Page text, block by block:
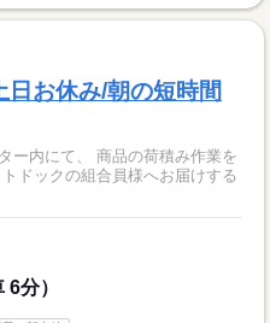
日お休み/朝の短時間
ー内にて、 商品の荷積み作業を
分）